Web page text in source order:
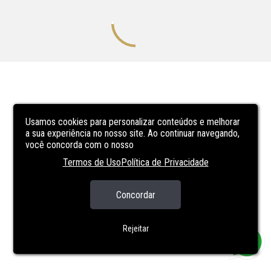
Usamos cookies para personalizar conteúdos e melhorar
a sua experiência no nosso site. Ao continuar navegando,
você concorda com o nosso
Termos de UsoPolítica de Privacidade
Concordar
Rejeitar